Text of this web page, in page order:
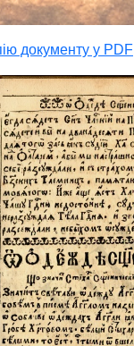
документу у PDF